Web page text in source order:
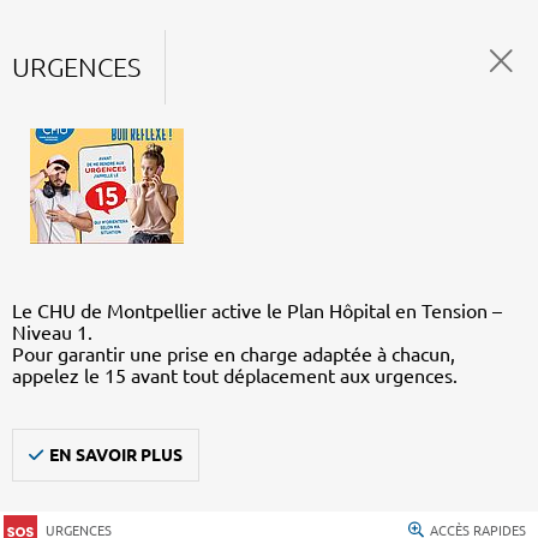
URGENCES
Le CHU de Montpellier active le Plan Hôpital en Tension –
Niveau 1.
Pour garantir une prise en charge adaptée à chacun,
appelez le 15 avant tout déplacement aux urgences.
EN SAVOIR PLUS
URGENCES ACCÈS RAPIDES